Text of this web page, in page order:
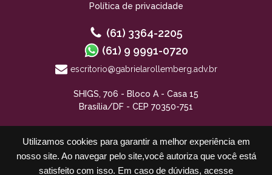
Utilizamos cookies para garantir a melhor experiência em
nosso site. Ao navegar pelo site,você autoriza que você está
satisfeito com isso. Em caso de dúvidas, acesse
Política de privacidade
(61) 3364-2205
(61) 9 9991-0720
escritorio@gabrielarollemberg.adv.br
SHIGS, 706 - Bloco A - Casa 15
Brasília/DF - CEP 70350-751